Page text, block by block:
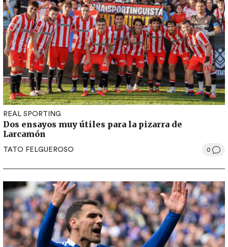
REAL SPORTING
Dos ensayos muy útiles para la pizarra de
Larcamón
TATO FELGUEROSO 0